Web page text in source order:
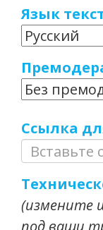
Язык
Ссылка
(измените
под ваши